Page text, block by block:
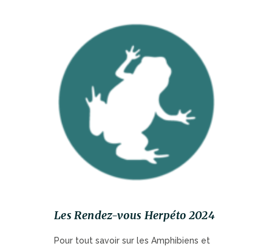
Les Rendez-vous Herpéto 2024
Pour tout savoir sur les Amphibiens et